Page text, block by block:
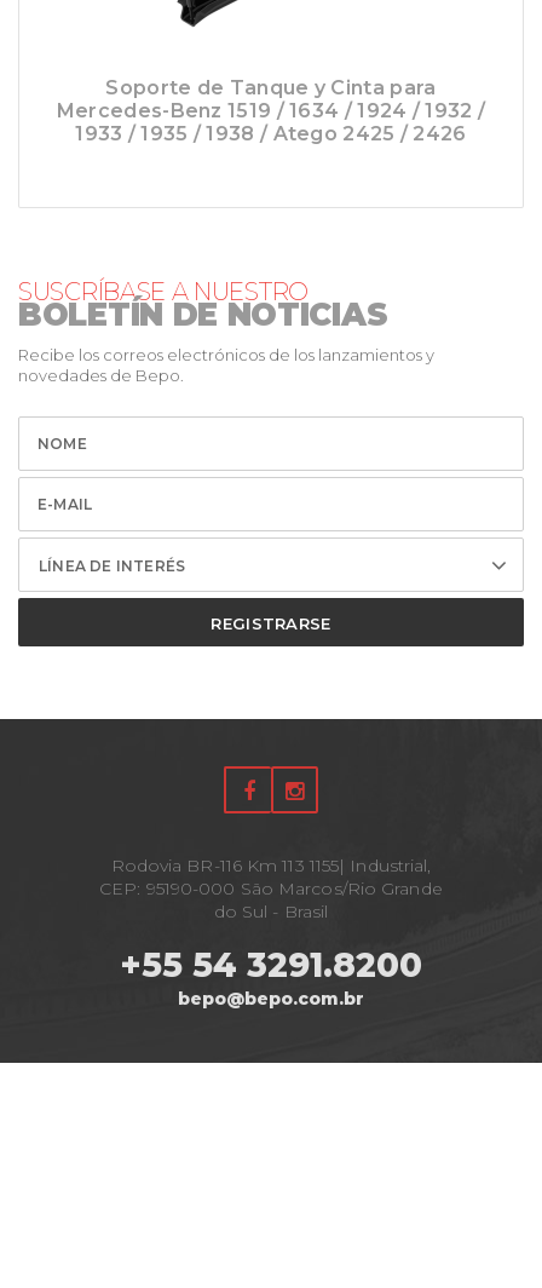
Soporte de Tanque y Cinta para
Mercedes-Benz 1519 / 1634 / 1924 / 1932 /
1933 / 1935 / 1938 / Atego 2425 / 2426
SUSCRÍBASE A NUESTRO
BOLETÍN DE NOTICIAS
Recibe los correos electrónicos de los lanzamientos y
novedades de Bepo.
LÍNEA DE INTERÉS
REGISTRARSE
Rodovia BR-116 Km 113 1155| Industrial,
CEP: 95190-000 São Marcos/Rio Grande
do Sul - Brasil
+55 54 3291.8200
bepo@bepo.com.br